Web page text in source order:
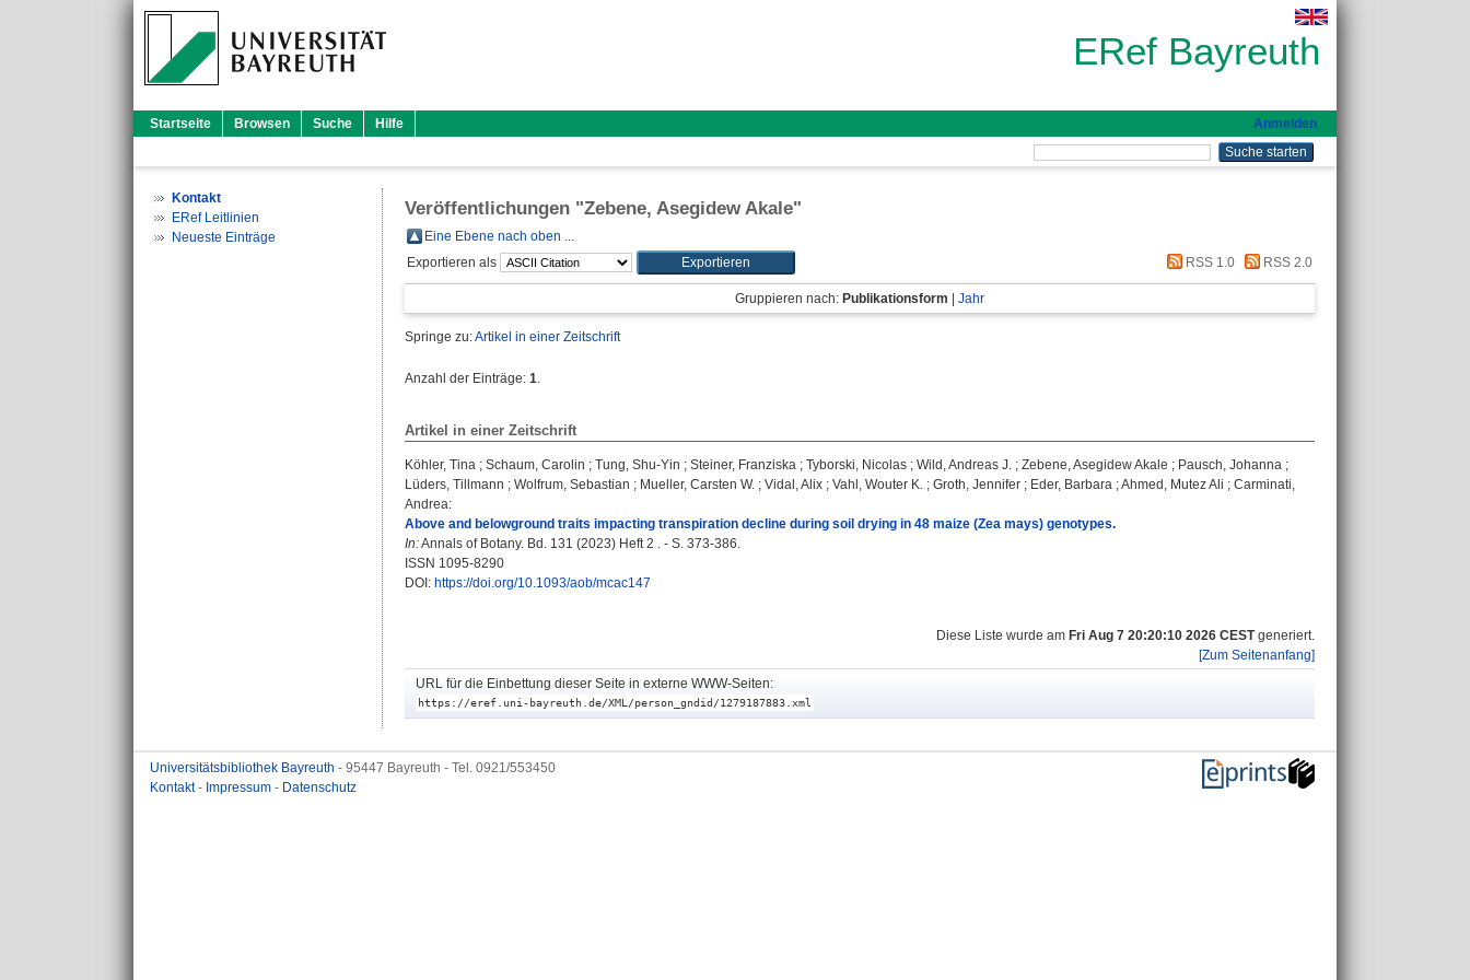
ERef Bayreuth
Startseite Browsen Suche Hilfe Anmelden
Kontakt
ERef Leitlinien
Neueste Einträge
Veröffentlichungen "Zebene, Asegidew Akale"
Eine Ebene nach oben ...
Exportieren als
RSS 1.0 RSS 2.0
Gruppieren nach: Publikationsform Jahr
Springe zu:Artikel in einer Zeitschrift
Anzahl der Einträge: 1.
Artikel in einer Zeitschrift
Köhler, Tina ; Schaum, Carolin ; Tung, Shu-Yin ; Steiner, Franziska ; Tyborski, Nicolas ; Wild, Andreas J. ; Zebene, Asegidew Akale ; Pausch, Johanna ;
Lüders, Tillmann ; Wolfrum, Sebastian ; Mueller, Carsten W. ; Vidal, Alix ; Vahl, Wouter K. ; Groth, Jennifer ; Eder, Barbara ;Ahmed, Mutez Ali ; Carminati,
Andrea:
Above and belowground traits impacting transpiration decline during soil drying in 48 maize (Zea mays) genotypes.
In:Annals of Botany. Bd. 131 (2023) Heft 2 . - S. 373-386.
ISSN 1095-8290
DOI: https://doi.org/10.1093/aob/mcac147
Diese Liste wurde am Fri Aug 7 20:20:10 2026 CESTgeneriert.
[Zum Seitenanfang]
URL für die Einbettung dieser Seite in externe WWW-Seiten:
https://eref.uni-bayreuth.de/XML/person_gndid/1279187883.xml
Universitätsbibliothek Bayreuth - 95447 Bayreuth - Tel. 0921/553450
Kontakt- Impressum - Datenschutz